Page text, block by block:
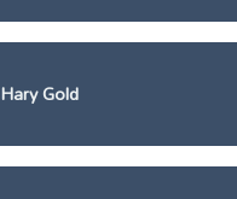
Hary Gold